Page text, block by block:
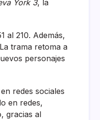
York 3, la
al 210. Además,
trama retoma a
personajes
redes sociales
en redes,
gracias al